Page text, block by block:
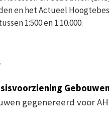
en het Actueel
1:500 en 1:10.000.
gegenereerd voor